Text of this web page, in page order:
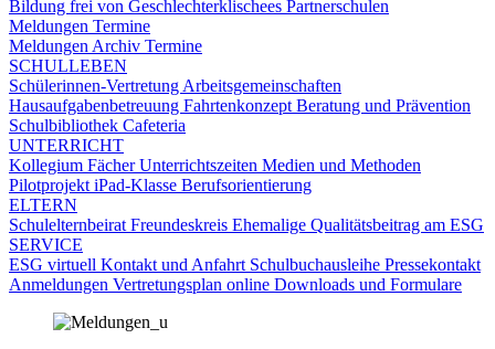
Bildung frei von Geschlechterklischees Partnerschulen
Meldungen Termine
Meldungen Archiv Termine
SCHULLEBEN
Schülerinnen-Vertretung Arbeitsgemeinschaften
Hausaufgabenbetreuung Fahrtenkonzept Beratung und Prävention
Schulbibliothek Cafeteria
UNTERRICHT
Kollegium FächerUnterrichtszeiten Medien und Methoden
Pilotprojekt iPad-Klasse Berufsorientierung
ELTERN
Schulelternbeirat Freundeskreis Ehemalige Qualitätsbeitrag am ESG
SERVICE
ESG virtuell Kontakt und Anfahrt Schulbuchausleihe Pressekontakt
Anmeldungen Vertretungsplan online Downloads und Formulare